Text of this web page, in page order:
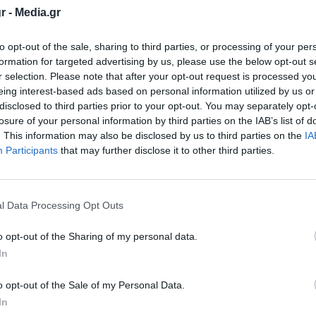
- Media.gr
opt-out of the sale, sharing to third parties, or processing of your
for targeted advertising by us, please use the below opt-out
selection. Please note that after your opt-out request is processed
interest-based ads based on personal information utilized by us
to third parties prior to your opt-out. You may separately
of your personal information by third parties on the IAB’s list of
This information may also be disclosed by us to third parties on the
Participants that may further disclose it to other third parties.
Data Processing Opt Outs
opt-out of the Sharing of my personal data.
opt-out of the Sale of my Personal Data.
δεν ισχύει…
το Αθηναϊκό-Μακεδονικό Πρακτορείο
το κυρίως ποδοσφαιρικό κτίριο, του
και έχει ήδη εγκριθεί κι ενταχθεί
έργα που «ακουμπούν» το γήπεδο κι
έχοντας πάρει το «πράσινο φως» από το
ενώ θα προχωράει η εκτέλεση όλου του
θα κατασκευαστεί, για να “συνδεθεί” το